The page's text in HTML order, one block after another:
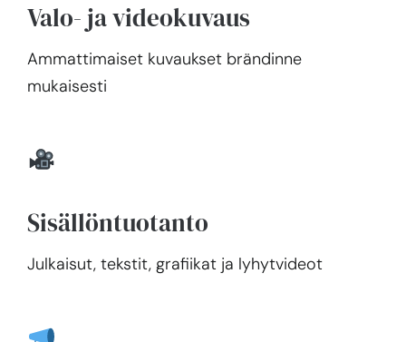
Valo- ja videokuvaus
Ammattimaiset kuvaukset brändinne
mukaisesti
Sisällöntuotanto
Julkaisut, tekstit, grafiikat ja lyhytvideot